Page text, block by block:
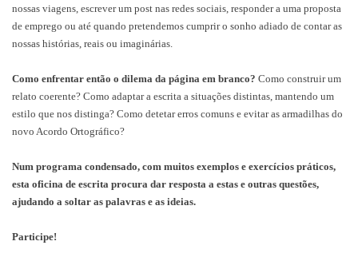
nossas viagens, escrever um post nas redes sociais, responder a uma proposta
de emprego ou até quando pretendemos cumprir o sonho adiado de contar as
nossas histórias, reais ou imaginárias.
Como enfrentar então o dilema da página em branco? Como construir um
relato coerente? Como adaptar a escrita a situações distintas, mantendo um
estilo que nos distinga? Como detetar erros comuns e evitar as armadilhas do
novo Acordo Ortográfico?
Num programa condensado, com muitos exemplos e exercícios práticos,
esta oficina de escrita procura dar resposta a estas e outras questões,
ajudando a soltar as palavras e as ideias.
Participe!